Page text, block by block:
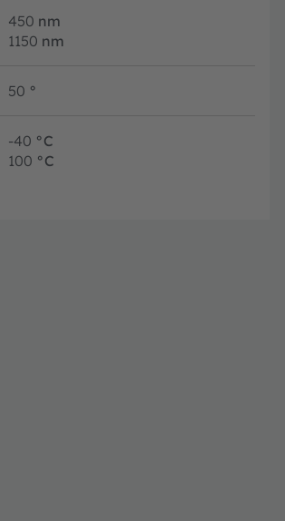
450 nm
1150 nm
50 °
-40 °C
100 °C